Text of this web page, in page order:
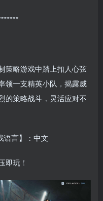
策略游戏中踏上扣人心弦
领一支精英小队，揭露威
的策略战斗，灵活应对不
语言】：中文
即玩！